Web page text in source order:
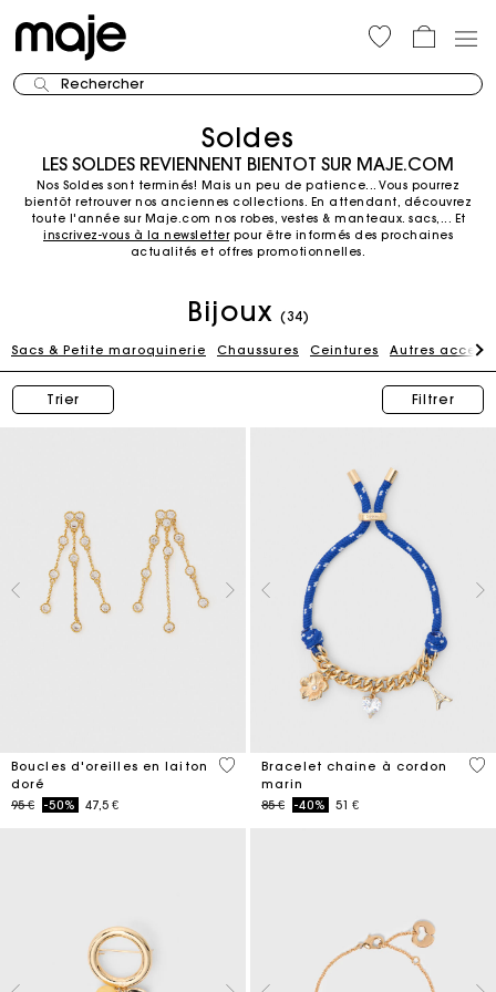
Rechercher
Soldes
LES SOLDES REVIENNENT BIENTOT SUR MAJE.COM
Nos Soldes sont terminés! Mais un peu de patience... Vous pourrez
bientôt retrouver nos anciennes collections. En attendant, découvrez
toute l'année sur Maje.com nos robes, vestes & manteaux. sacs,... Et
inscrivez-vous à la newsletterpour être informés des prochaines
actualités et offres promotionnelles.
Bijoux (34)
Sacs & Petite maroquinerie Chaussures Ceintures Autres
Trier Filtrer
Boucles d'oreilles en laiton
doré
Price reduced from
95 €to-50% 47,5 €
5 out of 5 Customer Rating
Bracelet chaine à cordon
marin
Price reduced from
85 €to-40% 51 €
3,6